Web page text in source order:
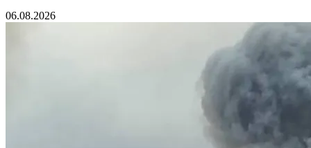
06.08.2026